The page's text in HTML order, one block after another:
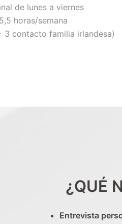
de lunes a viernes
horas/semana
3 contacto familia irlandesa)
¿QUÉ
Entrevista